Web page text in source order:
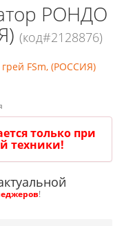
РОНДО
(код#2128876)
только при
техники!
!